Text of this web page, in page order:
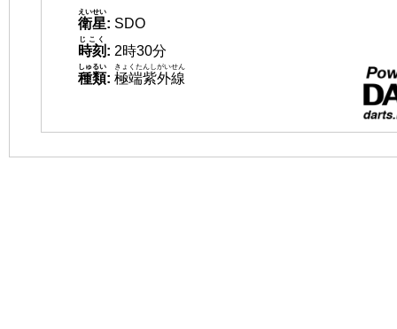
衛星
えいせい
: SDO
時刻
じこく
: 2時30分
種類
しゅるい
: 極端紫外線
きょくたんしがいせん